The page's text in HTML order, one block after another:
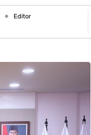
• Editor